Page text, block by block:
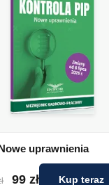
uprawnienia
99 zł Kup teraz